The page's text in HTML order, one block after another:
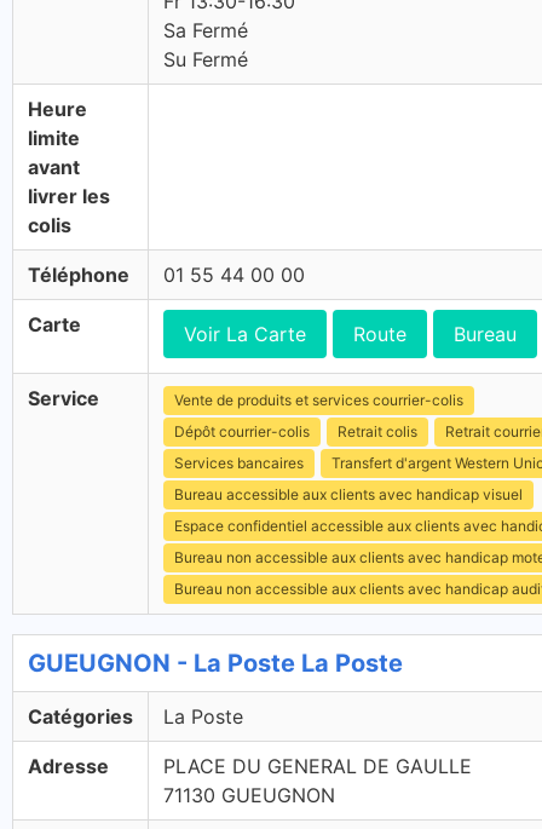
Sa Fermé
Su Fermé
Heure
limite
avant
livrer les
colis
Téléphone 01 55 44 00 00
Carte Voir La Carte Route Bureau
Service
Vente de produits et services courrier-colis
Dépôt courrier-colis
Retrait colis
Retrait
Services bancaires
Transfert d'argent Western
Bureau accessible aux clients avec handicap visuel
Espace confidentiel accessible aux clients avec
Bureau non accessible aux clients avec handicap
Bureau non accessible aux clients avec handicap
GUEUGNON - La Poste La Poste
Catégories La Poste
Adresse
PLACE DU GENERAL DE GAULLE
71130 GUEUGNON